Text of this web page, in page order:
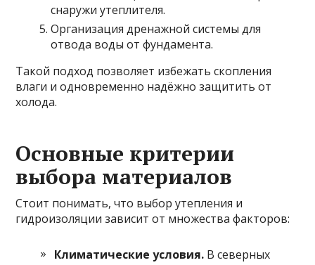
снаружи утеплителя.
Организация дренажной системы для
отвода воды от фундамента.
Такой подход позволяет избежать скопления
влаги и одновременно надёжно защитить от
холода.
Основные критерии
выбора материалов
Стоит понимать, что выбор утепления и
гидроизоляции зависит от множества факторов:
Климатические условия. В северных